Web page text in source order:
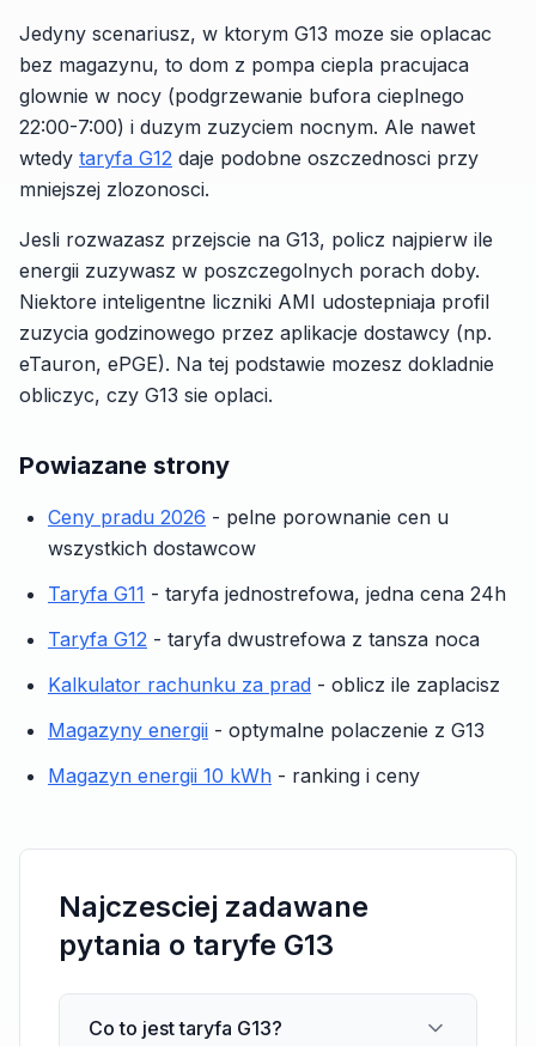
Jedyny scenariusz, w ktorym G13 moze sie oplacac
bez magazynu, to dom z pompa ciepla pracujaca
glownie w nocy (podgrzewanie bufora cieplnego
22:00-7:00) i duzym zuzyciem nocnym. Ale nawet
wtedy taryfa G12 daje podobne oszczednosci przy
mniejszej zlozonosci.
Jesli rozwazasz przejscie na G13, policz najpierw ile
energii zuzywasz w poszczegolnych porach doby.
Niektore inteligentne liczniki AMI udostepniaja profil
zuzycia godzinowego przez aplikacje dostawcy (np.
eTauron, ePGE). Na tej podstawie mozesz dokladnie
obliczyc, czy G13 sie oplaci.
Powiazane strony
Ceny pradu 2026 - pelne porownanie cen u
wszystkich dostawcow
Taryfa G11 - taryfa jednostrefowa, jedna cena 24h
Taryfa G12 - taryfa dwustrefowa z tansza noca
Kalkulator rachunku za prad - oblicz ile zaplacisz
Magazyny energii - optymalne polaczenie z G13
Magazyn energii 10 kWh - ranking i ceny
Najczesciej zadawane
pytania o taryfe G13
Co to jest taryfa G13?